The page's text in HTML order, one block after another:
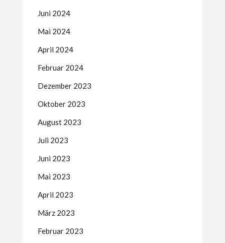
Juni 2024
Mai 2024
April 2024
Februar 2024
Dezember 2023
Oktober 2023
August 2023
Juli 2023
Juni 2023
Mai 2023
April 2023
März 2023
Februar 2023